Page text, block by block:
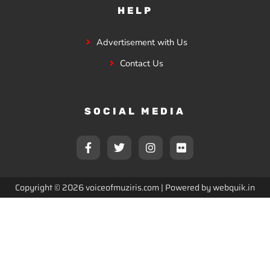
HELP
Advertisement with Us
Contact Us
SOCIAL MEDIA
F
a
b
o
T
w
t
e
I
n
a
g
F
l
k
r
Copyright © 2026 voiceofmuziris.com | Powered bywebquik.in